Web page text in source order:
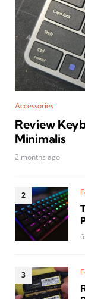
Accessories
Review
Minimalis
2 months ago